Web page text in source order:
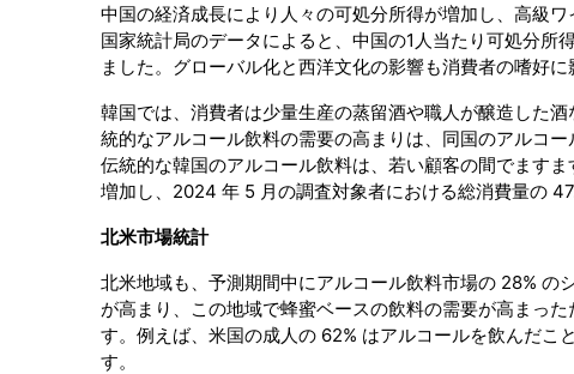
中国の経済成長により人々の可処分所得が増加し、高級
国家統計局のデータによると、中国の1人当たり可処分
ました。グローバル化と西洋文化の影響も消費者の嗜好
韓国では、消費者は少量生産の蒸留酒や職人が醸造した
統的なアルコール飲料の需要の高まりは、同国のアルコ
伝統的な韓国のアルコール飲料は、若い顧客の間でます
増加し、2024 年 5 月の調査対象者における総消費量の
北米市場統計
北米地域も、予測期間中にアルコール飲料市場の 28%
が高まり、この地域で蜂蜜ベースの飲料の需要が高まっ
す。例えば、米国の成人の 62% はアルコールを飲んだこ
す。